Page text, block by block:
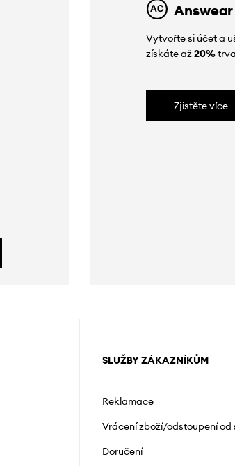
Vytvořte si účet a
získáte až20%
Zjistěte více
SLUŽBY ZÁKAZNÍKŮM
Reklamace
Vrácení zboží/odstoupení od
Doručení